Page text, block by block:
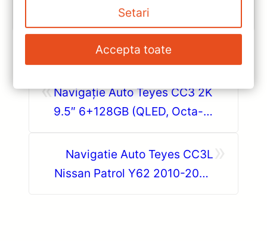
Vezi review!
«Navigație Auto Teyes CC3 2K
9.5″ 6+128GB (QLED, Octa-
Preț Actualizat
Navigatie Auto Teyes CC3L
Nissan Patrol Y62 2010-2020
Setari
Accepta toate